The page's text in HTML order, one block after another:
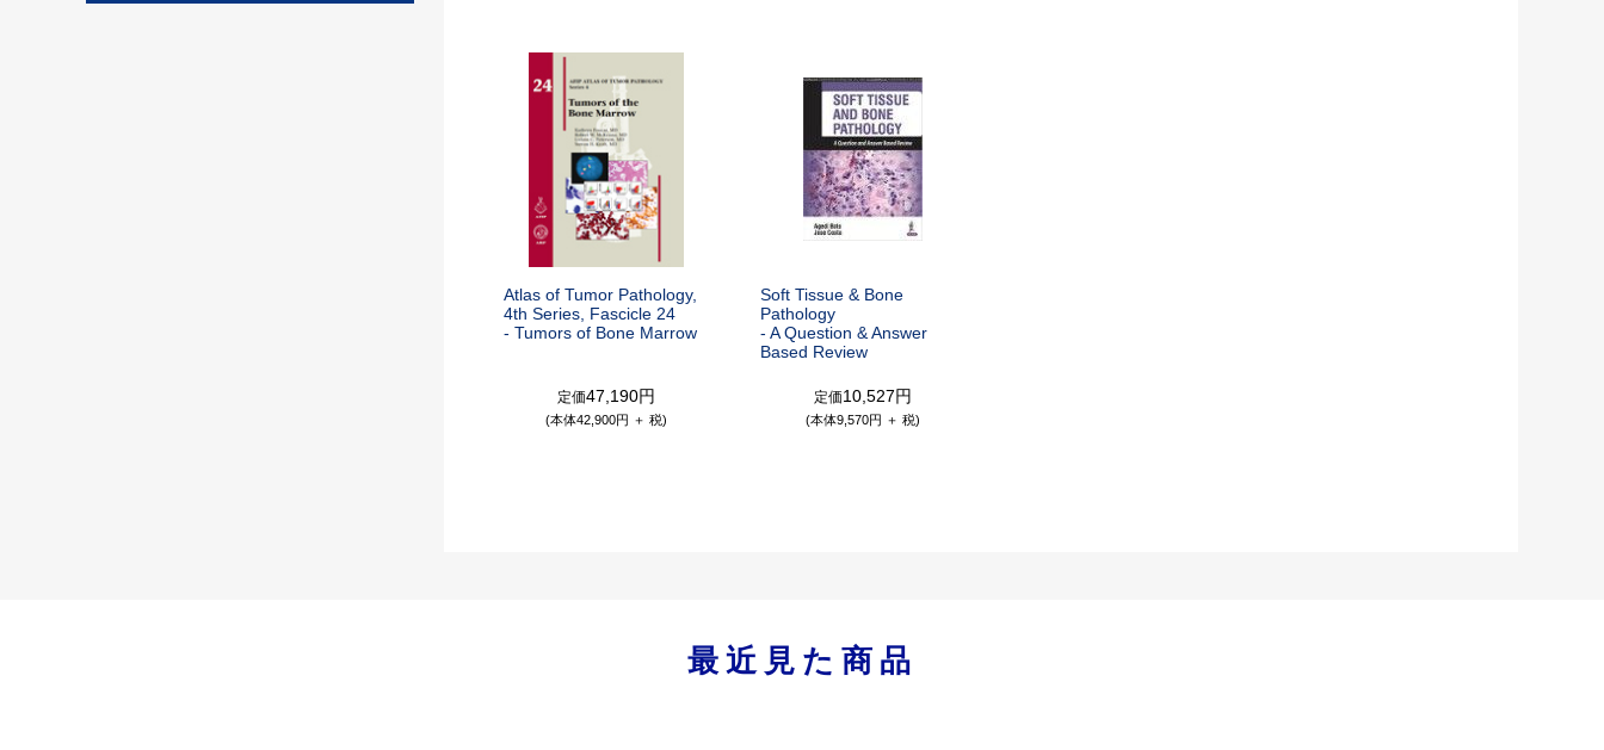
Atlas of Tumor Pathology,
4th Series, Fascicle 24
- Tumors of Bone Marrow
定価47,190円
(本体42,900円 ＋ 税)
Soft Tissue & Bone
Pathology
- A Question & Answer
Based Review
定価10,527円
(本体9,570円 ＋ 税)
最近見た商品